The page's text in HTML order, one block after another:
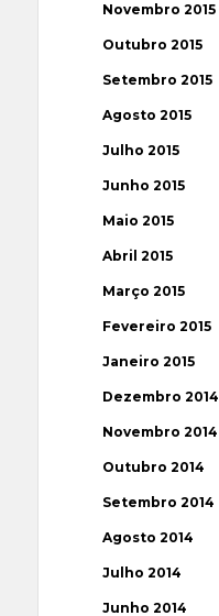
Novembro 2015
Outubro 2015
Setembro 2015
Agosto 2015
Julho 2015
Junho 2015
Maio 2015
Abril 2015
Março 2015
Fevereiro 2015
Janeiro 2015
Dezembro 2014
Novembro 2014
Outubro 2014
Setembro 2014
Agosto 2014
Julho 2014
Junho 2014